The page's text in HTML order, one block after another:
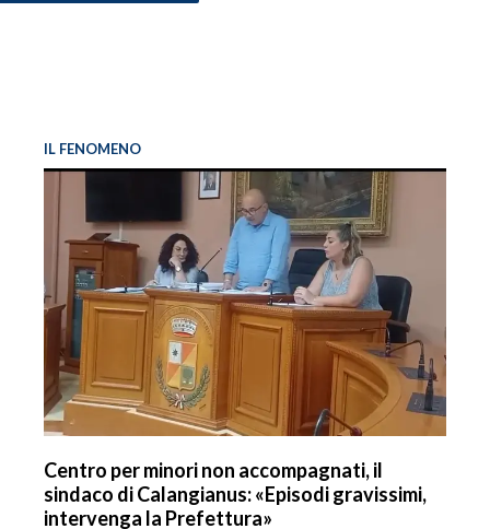
IL FENOMENO
Centro per minori non accompagnati, il
sindaco di Calangianus: «Episodi gravissimi,
intervenga la Prefettura»